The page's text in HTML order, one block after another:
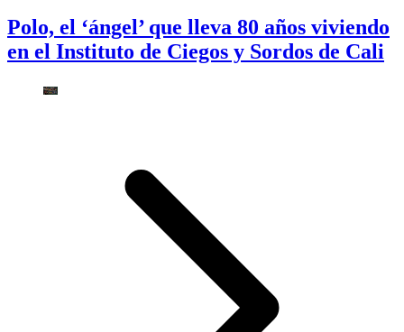
Polo, el ‘ángel’ que lleva 80 años viviendo
en el Instituto de Ciegos y Sordos de Cali